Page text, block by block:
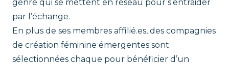
genre qui se mettent en réseau pour s’entraider
par l’échange.
En plus de ses membres affilié.es, des compagnies
de création féminine émergentes sont
sélectionnées chaque pour bénéficier d’un